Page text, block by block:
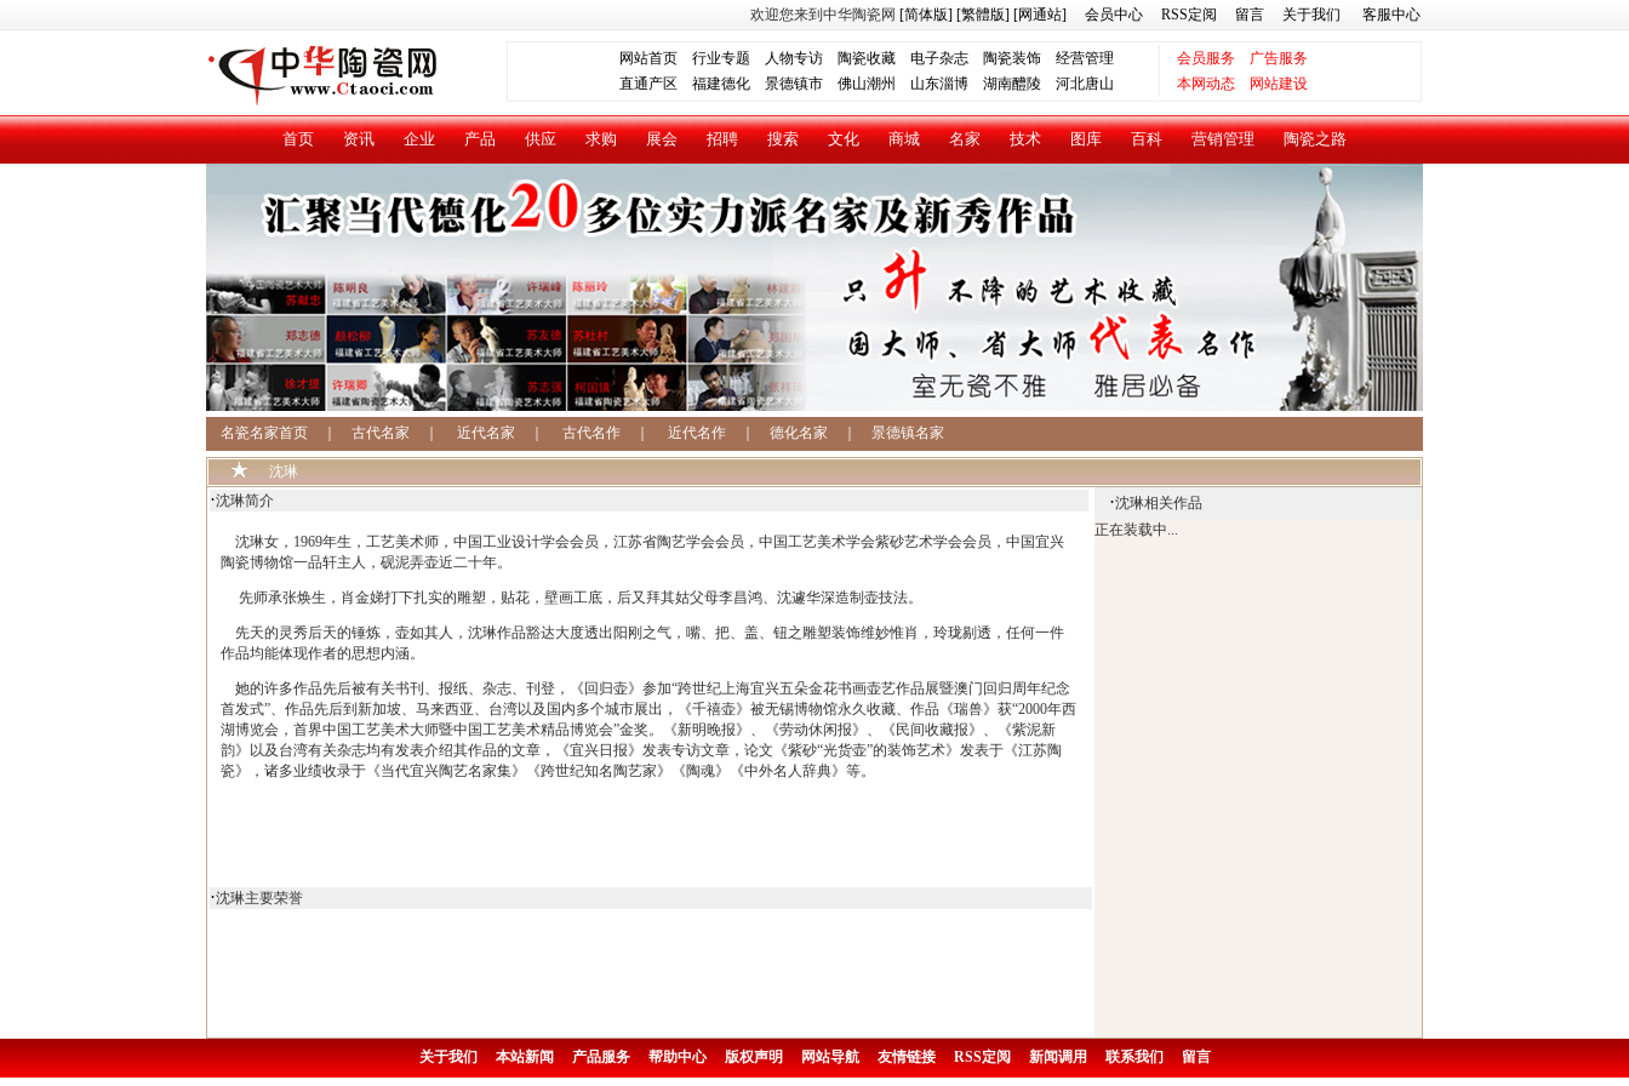
欢迎您来到中华陶瓷网 [简体版] [繁體版] [网通站] 会员中心 RSS定阅 留言 关于我们 客服中心
网站首页 行业专题 人物专访 陶瓷收藏 电子杂志 陶瓷装饰 经营管理 会员服务
广告服务
直通产区 福建德化 景德镇市 佛山潮州 山东淄博 湖南醴陵 河北唐山 本网动态 网站建设
首页 资讯 企业 产品 供应 求购 展会 招聘 搜索 文化 商城 名家 技术 图库 百科 营销管理 陶瓷之路
名瓷名家首页 古代名家 近代名家 古代名作 近代名作 德化名家 景德镇名家
沈琳
·沈琳简介
沈琳女，1969年生，工艺美术师，中国工业设计学会会员，江苏省陶艺学会会员，中国工艺美术学会紫砂艺术学会会员，中国宜兴
陶瓷博物馆一品轩主人，砚泥弄壶近二十年。
先师承张焕生，肖金娣打下扎实的雕塑，贴花，壁画工底，后又拜其姑父母李昌鸿、沈遽华深造制壶技法。
先天的灵秀后天的锤炼，壶如其人，沈琳作品豁达大度透出阳刚之气，嘴、把、盖、钮之雕塑装饰维妙惟肖，玲珑剔透，任何一件
作品均能体现作者的思想内涵。
她的许多作品先后被有关书刊、报纸、杂志、刊登，《回归壶》参加“跨世纪上海宜兴五朵金花书画壶艺作品展暨澳门回归周年纪念
首发式”、作品先后到新加坡、马来西亚、台湾以及国内多个城市展出，《千禧壶》被无锡博物馆永久收藏、作品《瑞兽》获“2000年西
湖博览会，首界中国工艺美术大师暨中国工艺美术精品博览会”金奖。《新明晚报》、《劳动休闲报》、《民间收藏报》、《紫泥新
韵》以及台湾有关杂志均有发表介绍其作品的文章，《宜兴日报》发表专访文章，论文《紫砂“光货壶”的装饰艺术》发表于《江苏陶
瓷》，诸多业绩收录于《当代宜兴陶艺名家集》《跨世纪知名陶艺家》《陶魂》《中外名人辞典》等。
·沈琳主要荣誉
·沈琳相关作品
正在装载中...
关于我们 本站新闻 产品服务 帮助中心 版权声明 网站导航 友情链接 RSS定阅 新闻调用 联系我们 留言